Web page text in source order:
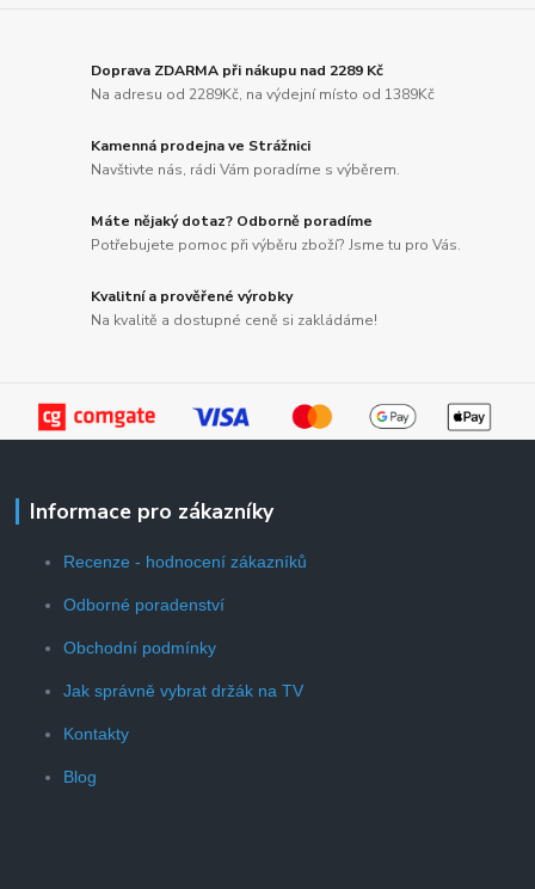
Doprava ZDARMA při nákupu nad 2289 Kč
Na adresu od 2289Kč, na výdejní místo od 1389Kč
Kamenná prodejna ve Strážnici
Navštivte nás, rádi Vám poradíme s výběrem.
Máte nějaký dotaz? Odborně poradíme
Potřebujete pomoc při výběru zboží? Jsme tu pro Vás.
Kvalitní a prověřené výrobky
Na kvalitě a dostupné ceně si zakládáme!
Informace pro zákazníky
Recenze - hodnocení zákazníků
Odborné poradenství
Obchodní podmínky
Jak správně vybrat držák na TV
Kontakty
Blog